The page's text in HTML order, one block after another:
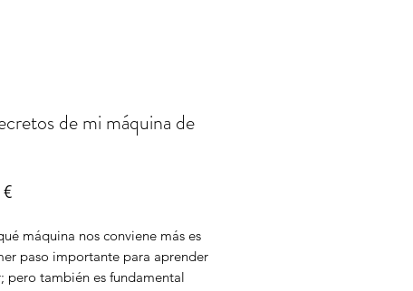
de mi máquina de
Precio
máquina nos conviene más es
paso importante para aprender
pero también es fundamental